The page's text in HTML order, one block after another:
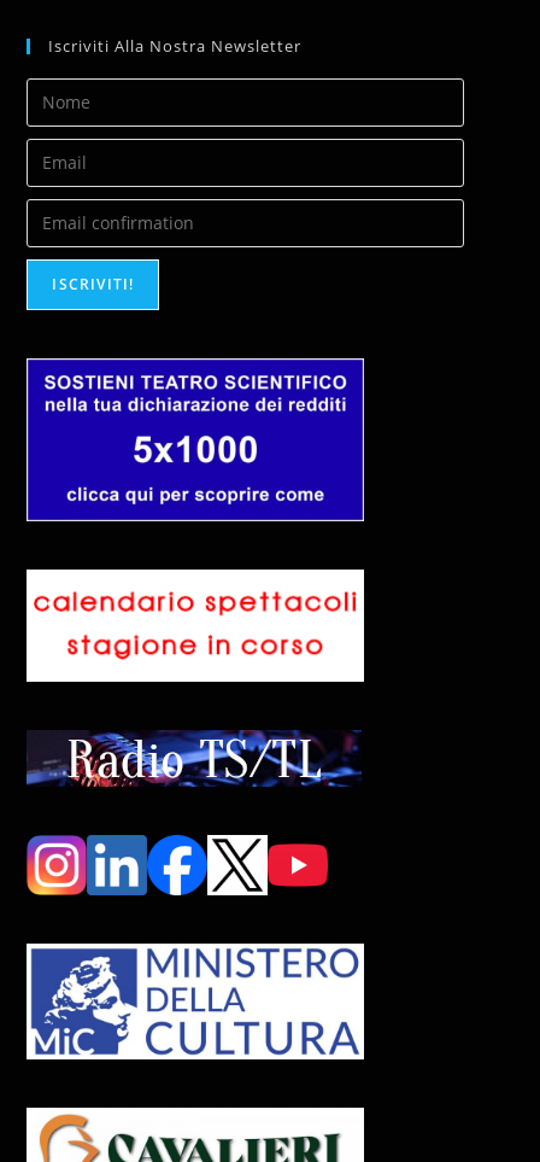
Iscriviti Alla Nostra Newsletter
ISCRIVITI!